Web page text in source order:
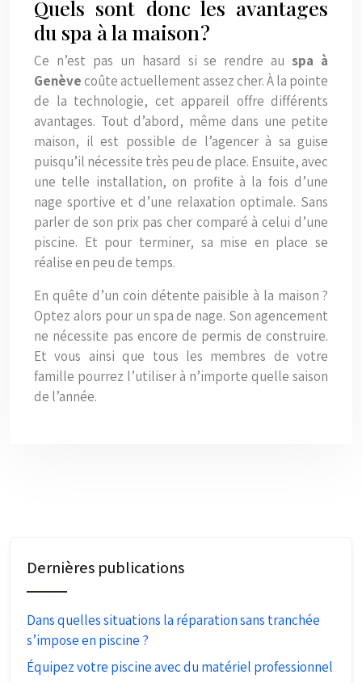
Quels sont donc les avantages
du spa à la maison ?
Ce n’est pas un hasard si se rendre auspa à
Genèvecoûte actuellement assez cher. À la pointe
de la technologie, cet appareil offre différents
avantages. Tout d’abord, même dans une petite
maison, il est possible de l’agencer à sa guise
puisqu’il nécessite très peu de place. Ensuite, avec
une telle installation, on profite à la fois d’une
nage sportive et d’une relaxation optimale. Sans
parler de son prix pas cher comparé à celui d’une
piscine. Et pour terminer, sa mise en place se
réalise en peu de temps.
En quête d’un coin détente paisible à la maison ?
Optez alors pour un spa de nage. Son agencement
ne nécessite pas encore de permis de construire.
Et vous ainsi que tous les membres de votre
famille pourrez l’utiliser à n’importe quelle saison
de l’année.
Dernières publications
Dans quelles situations la réparation sans tranchée
s’impose en piscine ?
Équipez votre piscine avec du matériel professionnel